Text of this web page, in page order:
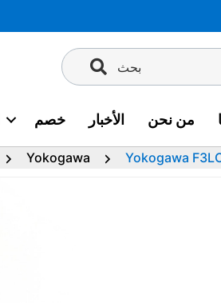
بحث
خصم الأخبار من نحن
Yokogawa